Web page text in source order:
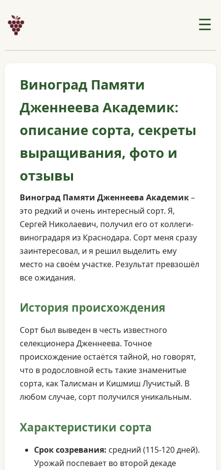
☰
Виноград Памяти
Дженнеева Академик:
описание сорта, секреты
выращивания, фото и
отзывы
Виноград Памяти Дженнеева Академик–
это редкий и очень интересный сорт. Я,
Сергей Николаевич, получил его от коллеги-
виноградаря из Краснодара. Сорт меня сразу
заинтересовал, и я решил выделить ему
место на своём участке. Результат превзошёл
все ожидания.
История происхождения
Сорт был выведен в честь известного
селекционера Дженнеева. Точное
происхождение остаётся тайной, но говорят,
что в родословной есть такие знаменитые
сорта, как Талисман и Кишмиш Лучистый. В
любом случае, сорт получился уникальным.
Характеристики сорта
Срок созревания: средний (115-120 дней).
Урожай поспевает во второй декаде